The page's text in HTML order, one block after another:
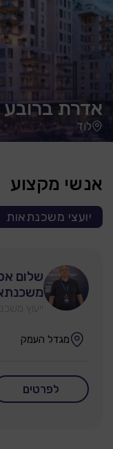
אדרת ברובע
לוד
אנשי מקצוע
יועצי משכנתאות
שלום
ייעוץ
מגדל העמק
לפרטים